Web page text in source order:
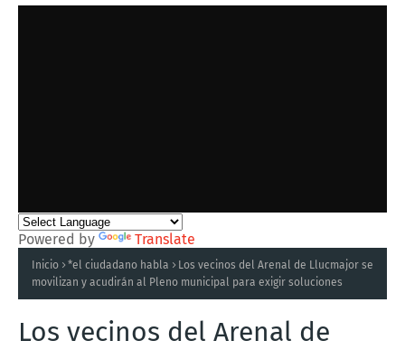
Powered by Translate
Inicio *el ciudadano habla
Los vecinos del Arenal de Llucmajor se
movilizan y acudirán al Pleno municipal para exigir soluciones
Los vecinos del Arenal de